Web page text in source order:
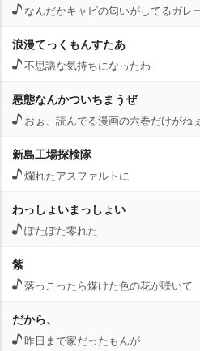
なんだかキャビの匂いがしてるガレ
浪漫てっくもんすたあ
不思議な気持ちになったわ
悪態なんかついちまうぜ
おぉ、読んでる漫画の六巻だけがねぇ
新島工場探検隊
爛れたアスファルトに
わっしょいまっしょい
ぽたぽた零れた
紫
落っこったら煤けた色の花が咲いて
だから、
昨日まで家だったもんが